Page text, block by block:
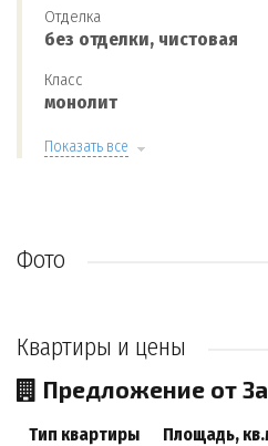
Отделка
без отделки, чистовая
Класс
монолит
Показать все
Фото
Квартиры и цены
Предложение от
Тип квартиры Площадь,